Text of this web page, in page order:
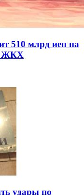
510 млрд иен на
ЖКХ
удары по